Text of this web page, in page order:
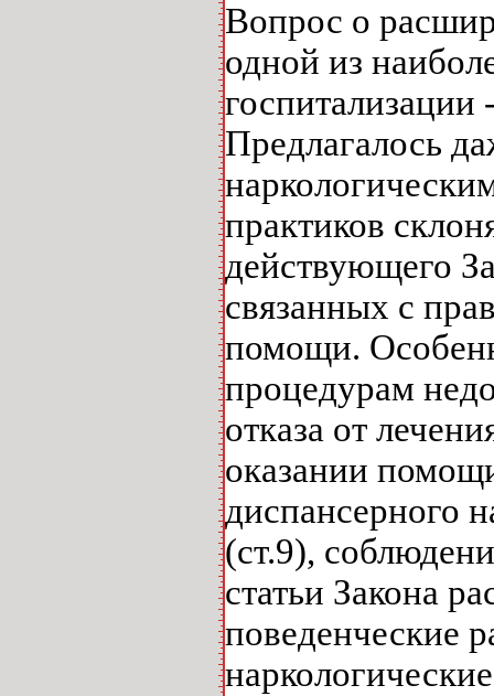
Вопрос о
одной из
Предлагалось
практиков
действующего
связанных с
помощи.
процедурам
отказа от
оказании
диспансерного
(ст.9),
статьи Закона
поведенческие